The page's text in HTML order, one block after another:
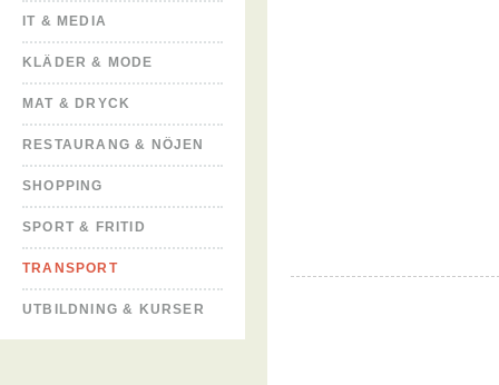
IT & MEDIA
KLÄDER & MODE
MAT & DRYCK
RESTAURANG & NÖJEN
SHOPPING
SPORT & FRITID
TRANSPORT
UTBILDNING & KURSER